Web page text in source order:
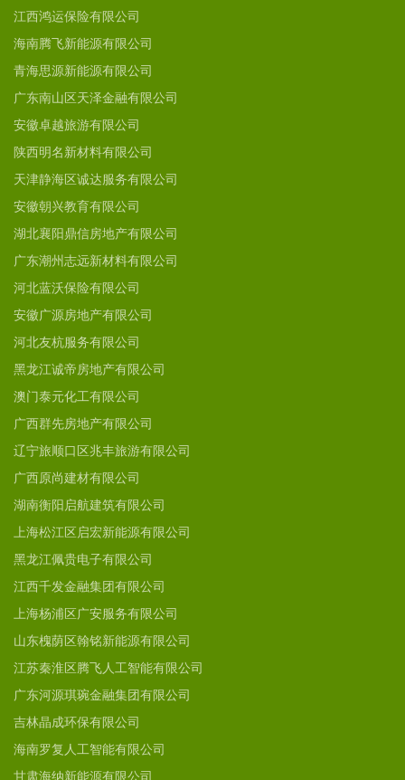
江西鸿运保险有限公司
海南腾飞新能源有限公司
青海思源新能源有限公司
广东南山区天泽金融有限公司
安徽卓越旅游有限公司
陕西明名新材料有限公司
天津静海区诚达服务有限公司
安徽朝兴教育有限公司
湖北襄阳鼎信房地产有限公司
广东潮州志远新材料有限公司
河北蓝沃保险有限公司
安徽广源房地产有限公司
河北友杭服务有限公司
黑龙江诚帝房地产有限公司
澳门泰元化工有限公司
广西群先房地产有限公司
辽宁旅顺口区兆丰旅游有限公司
广西原尚建材有限公司
湖南衡阳启航建筑有限公司
上海松江区启宏新能源有限公司
黑龙江佩贵电子有限公司
江西千发金融集团有限公司
上海杨浦区广安服务有限公司
山东槐荫区翰铭新能源有限公司
江苏秦淮区腾飞人工智能有限公司
广东河源琪琬金融集团有限公司
吉林晶成环保有限公司
海南罗复人工智能有限公司
甘肃海纳新能源有限公司